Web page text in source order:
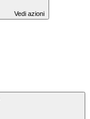
Vedi azioni